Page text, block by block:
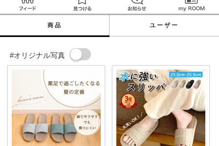
商品 ユーザー
#オリジナル写真